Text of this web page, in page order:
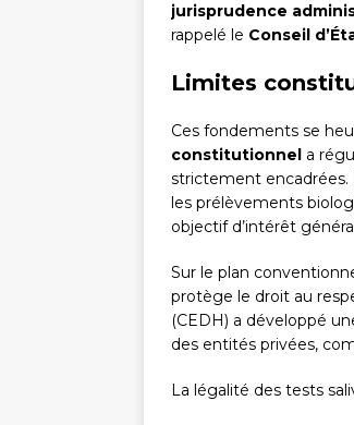
jurisprudence
rappelé le Conseil
Limites
Ces fondements se
constitutionnel a
strictement encadrées.
les prélèvements
objectif d’intérêt
Sur le plan
protège le droit au
(CEDH) a développé
des entités privées,
La légalité des tests